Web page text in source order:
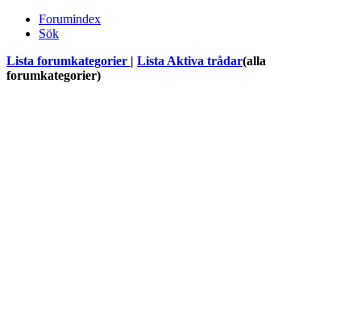
Forumindex
Sök
Lista forumkategorier
Lista Aktiva trådar(alla
forumkategorier)